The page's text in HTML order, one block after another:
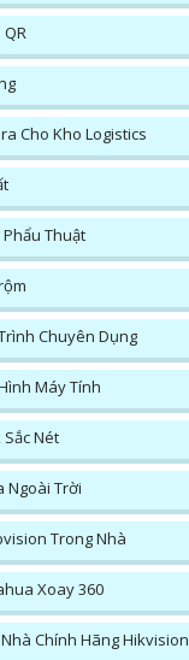
Cho Kho Logistics
Thuật
Chuyên Dụng
Máy Tính
Nét
Ngoài Trời
Trong Nhà
Xoay 360
Chính Hãng Hikvision